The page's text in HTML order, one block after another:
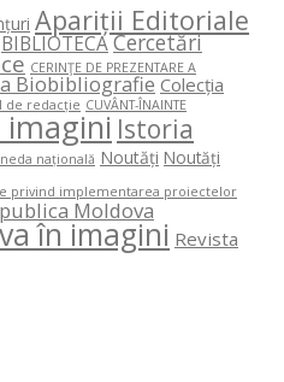
Apariții Editoriale
BIBLIOTECACercetări
CERINŢE DE PREZENTARE A
Biobibliografie Colecția
de redacție CUVÂNT-ÎNAINTE
imagini Istoria
națională Noutăți Noutăți
privind implementarea proiectelor
Moldova
în imagini Revista